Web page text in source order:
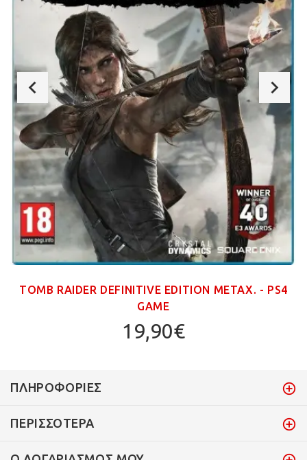
TOMB RAIDER DEFINITIVE EDITION ΜΕΤΑΧ. - PS4
GAME
19,90€
ΠΛΗΡΟΦΟΡΊΕΣ
ΠΕΡΙΣΣΌΤΕΡΑ